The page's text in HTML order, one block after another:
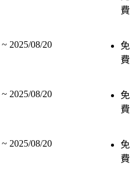
費
~ 2025/08/20
免
費
~ 2025/08/20
免
費
~ 2025/08/20
免
費